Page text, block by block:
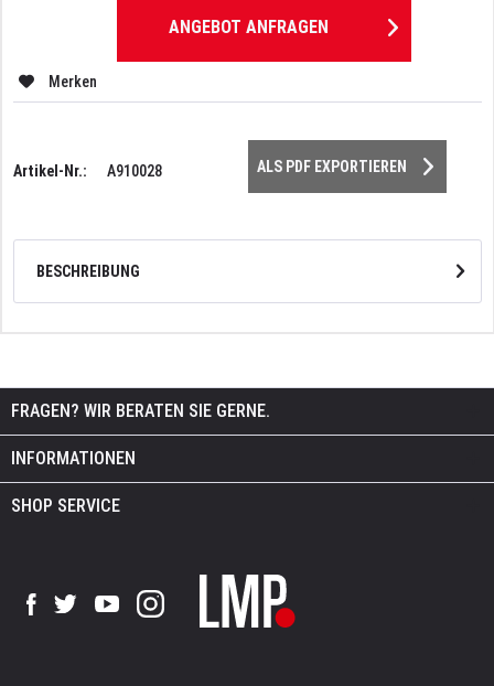
ANGEBOT ANFRAGEN
Merken
Artikel-Nr.: A910028 ALS PDF EXPORTIEREN
BESCHREIBUNG
FRAGEN? WIR BERATEN SIE GERNE.
INFORMATIONEN
SHOP SERVICE